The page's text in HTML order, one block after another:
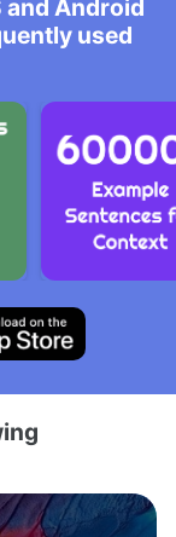
and Android
used